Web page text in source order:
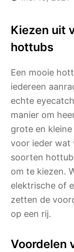
Kiezen uit
hottubs
Een mooie
iedereen
echte
manier om
grote en
voor ieder wat
soorten
om te kiezen.
elektrische of
zetten de
op een rij.
Voordelen